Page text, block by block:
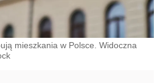
mieszkania w Polsce. Widoczna